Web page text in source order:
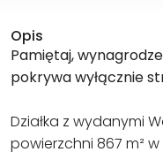
Opis
Pamiętaj,
pokrywa wyłącznie
Działka z wydanymi
powierzchni 867 m²